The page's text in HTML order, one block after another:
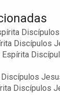
Discípulos
Espírita
Discípulos
Discípulos